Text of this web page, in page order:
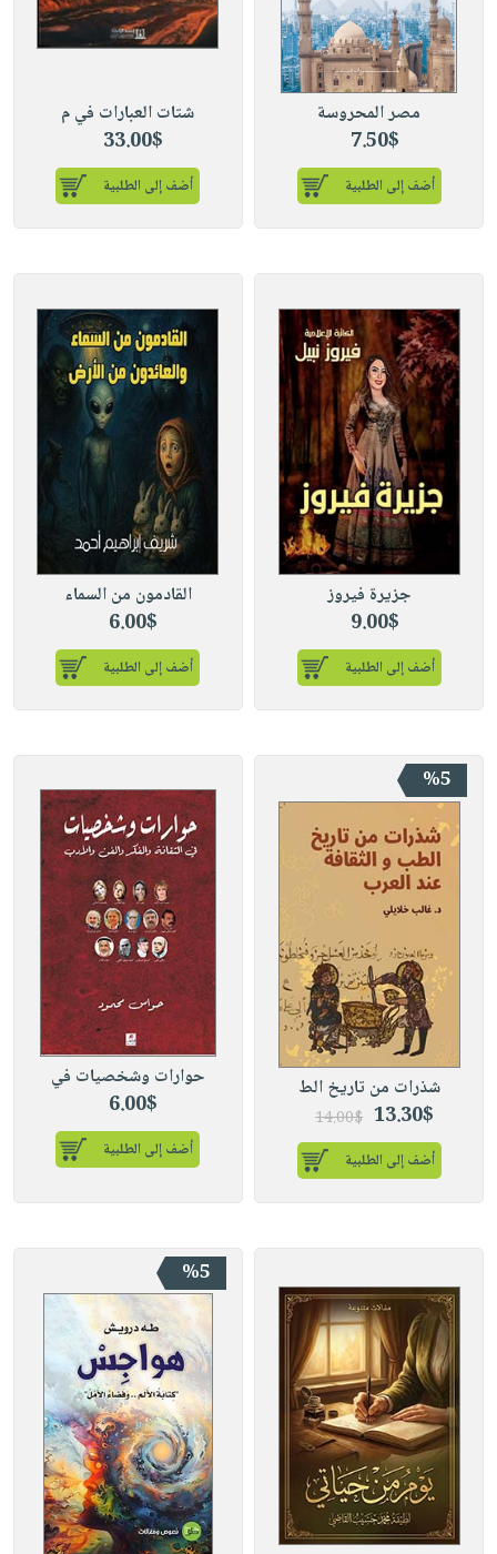
مصر المحروسة
7.50$
أضف إلى الطلبية
شتات العبارات في م
33.00$
أضف إلى الطلبية
جزيرة فيروز
9.00$
أضف إلى الطلبية
القادمون من السماء
6.00$
أضف إلى الطلبية
%5
شذرات من تاريخ الط
13.30$
14.00$
أضف إلى الطلبية
حوارات وشخصيات في
6.00$
أضف إلى الطلبية
%5